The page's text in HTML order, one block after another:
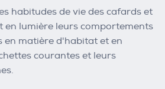
habitudes de vie des cafards et
en lumière leurs comportements
en matière d'habitat et en
courantes et leurs